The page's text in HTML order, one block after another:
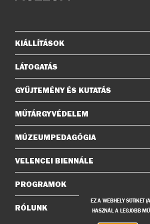
Oldaltérkép
KIÁLLÍTÁSOK
LÁTOGATÁS
GYŰJTEMÉNY ÉS KUTATÁS
MŰTÁRGYVÉDELEM
MÚZEUMPEDAGÓGIA
VELENCEI BIENNÁLE
PROGRAMOK
RÓLUNK
EZ A WEBHELY SÜTIKET
HASZNÁL A LEGJOBB